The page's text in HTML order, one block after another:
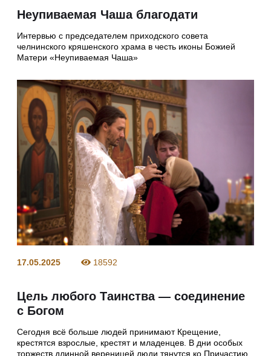
Неупиваемая Чаша благодати
Интервью с председателем приходского совета
челнинского кряшенского храма в честь иконы Божией
Матери «Неупиваемая Чаша»
17.05.2025 18592
Цель любого Таинства — соединение
с Богом
Сегодня всё больше людей принимают Крещение,
крестятся взрослые, крестят и младенцев. В дни особых
торжеств длинной вереницей люди тянутся ко Причастию